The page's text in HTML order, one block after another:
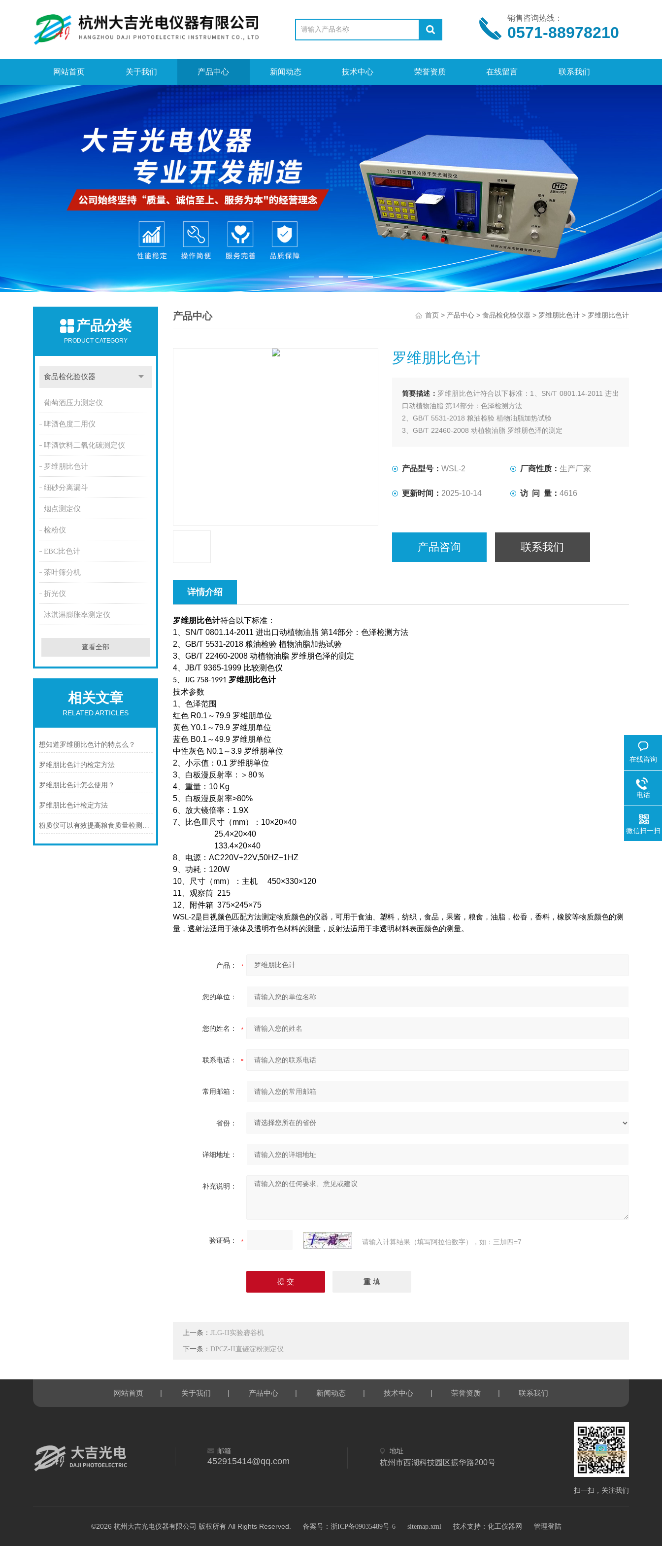
销售咨询热线：
0571-88978210
网站首页 关于我们 产品中心 新闻动态 技术中心 荣誉资质 在线留言 联系我们
产品分类
PRODUCT CATEGORY
食品检化验仪器
葡萄酒压力测定仪
啤酒色度二用仪
啤酒饮料二氧化碳测定仪
罗维朋比色计
细砂分离漏斗
烟点测定仪
检粉仪
EBC比色计
茶叶筛分机
折光仪
冰淇淋膨胀率测定仪
查看全部
相关文章
RELATED ARTICLES
想知道罗维朋比色计的特点么？
罗维朋比色计的检定方法
罗维朋比色计怎么使用？
罗维朋比色计检定方法
粉质仪可以有效提高粮食质量检测的水平
产品中心 首页> 产品中心> 食品检化验仪器 > 罗维朋比色计> 罗维朋比色计
罗维朋比色计
简要描述： 罗维朋比色计符合以下标准：1、SN/T 0801.14-2011 进出
口动植物油脂 第14部分：色泽检测方法
2、GB/T 5531-2018 粮油检验 植物油脂加热试验
3、GB/T 22460-2008 动植物油脂 罗维朋色泽的测定
产品型号： WSL-2 厂商性质：生产厂家
更新时间： 2025-10-14 访 问 量：4616
产品咨询 联系我们
详情介绍
罗维朋比色计符合以下标准：
1
SN/T 0801.14-2011进出口动植物油脂 第14部分：色泽检测方法
2 、GB/T 5531-2018粮油检验 植物油脂加热试验
3 、GB/T 22460-2008动植物油脂 罗维朋色泽的测定
4 、JB/T 9365-1999 比较测色仪
5 JJG 758-1991 罗维朋比色计
技术参数
1、色泽范围
红色 R0.1 ～79.9 罗维朋单位
黄色 Y0.1 ～79.9 罗维朋单位
蓝色 B0.1 ～49.9 罗维朋单位
中性灰色 N0.1 ～3.9 罗维朋单位
2 、小示值：0.1 罗维朋单位
3 、白板漫反射率：＞80％
4 、重量： 10 Kg
5 、白板漫反射率>80%
6 、放大镜倍率： 1.9X
7 、比色皿尺寸（mm）： 10×20×40
25.4×20×40
133.4×20×40
8 、电源：AC220V±22V,50HZ±1HZ
9 、功耗： 120W
10 、尺寸（mm）：主机 450×330×120
11 、观察筒 215
12 、附件箱 375×245×75
WSL-2是目视颜色匹配方法测定物质颜色的仪器，可用于食油、塑料，纺织，食品，果酱，粮食，油脂，松香，香料，橡胶等物质颜色的测
量，透射法适用于液体及透明有色材料的测量，反射法适用于非透明材料表面颜色的测量。
产品：
您的单位：
您的姓名：
联系电话：
常用邮箱：
省份：
详细地址：
补充说明：
验证码： 请输入计算结果（填写阿拉伯数字），如：三加四=7
上一条：JLG-II实验砻谷机
下一条： DPCZ-II直链淀粉测定仪
网站首页 | 关于我们 | 产品中心 | 新闻动态 | 技术中心 | 荣誉资质 | 联系我们
邮箱
452915414@qq.com
地址
杭州市西湖科技园区振华路200号
扫一扫，关注我们
©2026 杭州大吉光电仪器有限公司 版权所有 All Rights Reserved. 备案号：浙ICP备09035489号-6 sitemap.xml 技术支持： 化工仪器网 管理登陆
在线咨询
电话
微信扫一扫